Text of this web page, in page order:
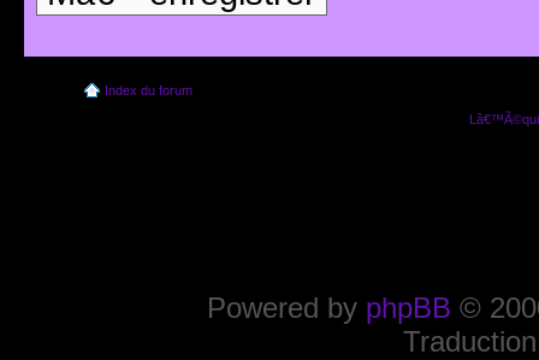
Index du forum
Powered by phpBB ©